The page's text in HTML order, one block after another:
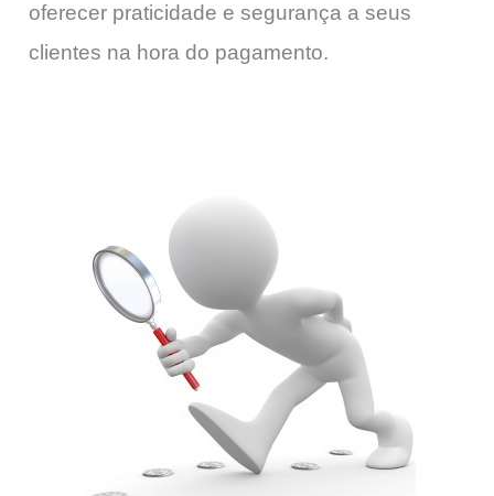
oferecer praticidade e segurança a seus
clientes na hora do pagamento.